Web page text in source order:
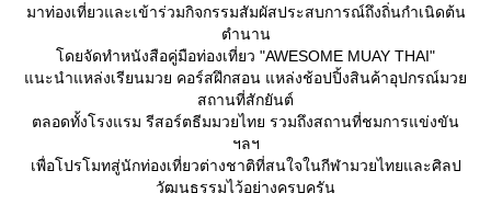
มาท่องเที่ยวและเข้าร่วมกิจกรรมสัมผัสประสบการณ์ถึงถิ่นกำเนิดต้น
ตำนาน
ดยจัดทำหนังสือคู่มือท่องเที่ยว "AWESOME MUAY THAI"
นะนำแหล่งเรียนมวย คอร์สฝึกสอน แหล่งช้อปปิ้งสินค้าอุปกรณ์มว
สถานที่สักยันต์
ตลอดทั้งโรงแรม รีสอร์ตธีมมวยไทย รวมถึงสถานที่ชมการแข่งขัน
ฯลฯ
เพื่อโปรโมทสู่นักท่องเที่ยวต่างชาติที่สนใจในกีฬามวยไทยและศิลป
วัฒนธรรมไว้อย่างครบครัน